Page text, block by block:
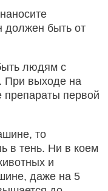
должен быть от
людям с
При выходе на
препараты первой
то
в тень. Ни в коем
и
даже на 5